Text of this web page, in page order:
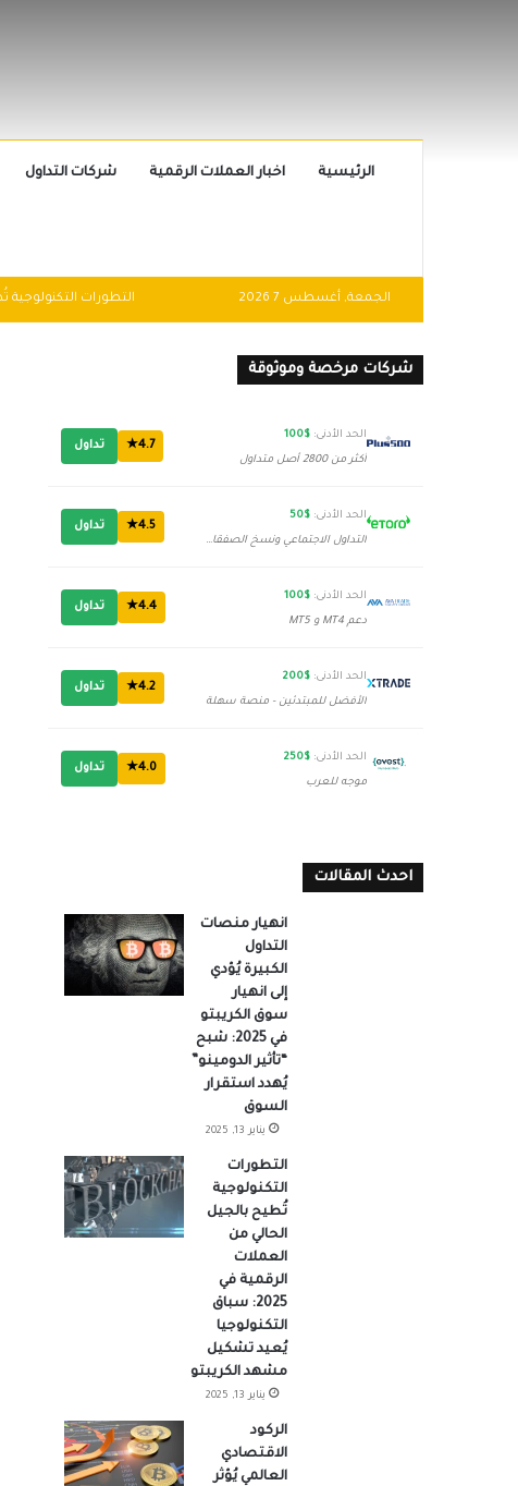
الرئيسية اخبار العملات الرقمية شركات التداول
الجمعة, أغسطس 7 2026
شركات مرخصة وموثوقة
الحد الأدنى: $100
أكثر من 2800 أصل متداول
4.7★ تداول
الحد الأدنى: $50
التداول الاجتماعي ونسخ الصفقات
4.5★ تداول
الحد الأدنى: $100
دعم MT4 و MT5
4.4★ تداول
الحد الأدنى: $200
الأفضل للمبتدئين - منصة سهلة
4.2★ تداول
الحد الأدنى: $250
موجه للعرب
4.0★ تداول
احدث المقالات
انهيار منصات
التداول
الكبيرة يُؤدي
إلى انهيار
سوق الكريبتو
في 2025: شبح
“تأثير الدومينو”
يُهدد استقرار
السوق
يناير 13, 2025
التطورات
التكنولوجية
تُطيح بالجيل
الحالي من
العملات
الرقمية في
2025: سباق
التكنولوجيا
يُعيد تشكيل
مشهد الكريبتو
يناير 13, 2025
الركود
الاقتصادي
العالمي يُؤثر